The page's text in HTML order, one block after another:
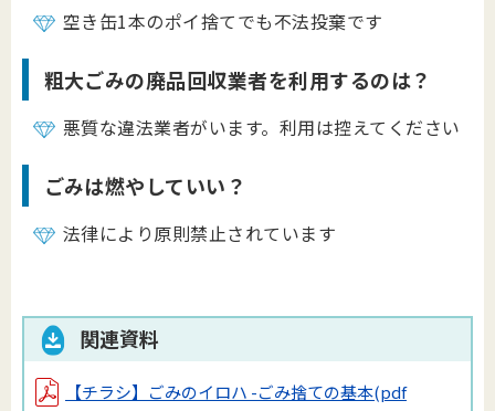
空き缶1本のポイ捨てでも不法投棄です
粗大ごみの廃品回収業者を利用するのは？
悪質な違法業者がいます。利用は控えてください
ごみは燃やしていい？
法律により原則禁止されています
関連資料
【チラシ】ごみのイロハ -ごみ捨ての基本(pdf